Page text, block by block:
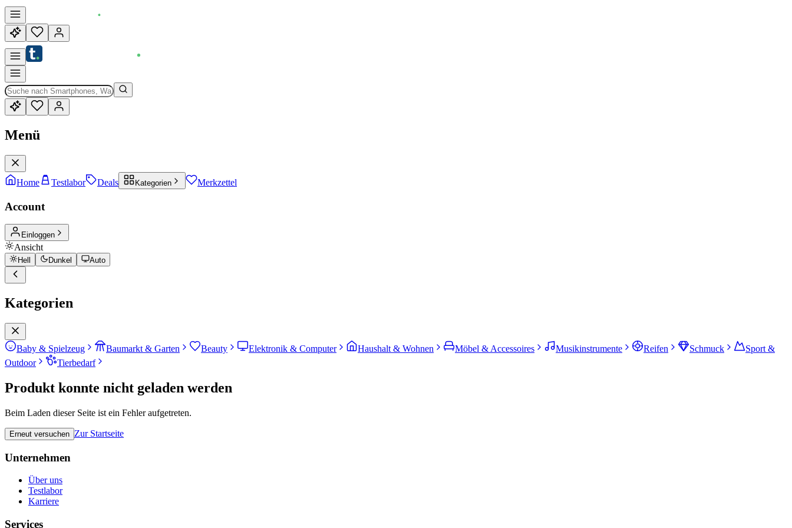
Menü
Home Testlabor Deals Kategorien Merkzettel
Account
Einloggen
Ansicht
Hell Dunkel Auto
Kategorien
Baby & Spielzeug Baumarkt & Garten Beauty Elektronik & Computer Haushalt & Wohnen Möbel & Accessoires Musikinstrumente Reifen Schmuck
Sport &
Outdoor
Tierbedarf
Produkt konnte nicht geladen werden
Beim Laden dieser Seite ist ein Fehler aufgetreten.
Erneut versuchen Zur Startseite
Unternehmen
Über uns
Testlabor
Karriere
Services